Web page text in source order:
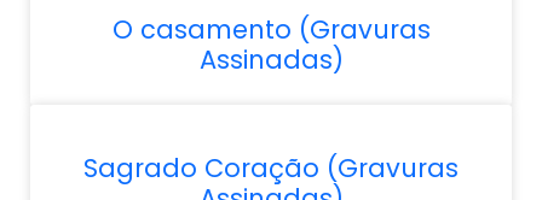
O casamento (Gravuras
Assinadas)
Sagrado Coração (Gravuras